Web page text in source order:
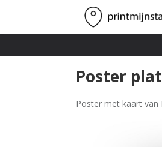
Poster
Poster met kaart van